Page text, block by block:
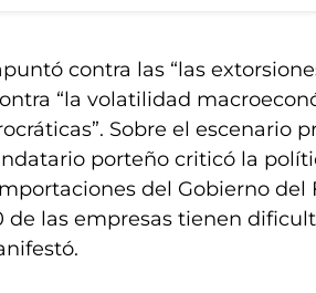
contra las “las
“la volatilidad
Sobre el escenario
porteño criticó la
del Gobierno del
de las empresas tienen